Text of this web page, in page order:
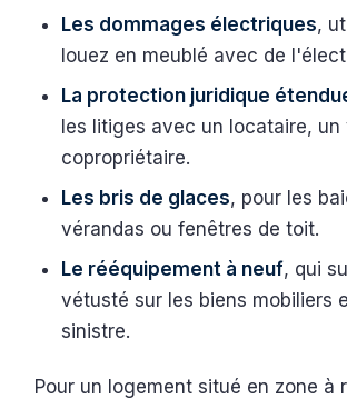
Les dommages électriques,
louez en meublé avec de
La protection juridique
les litiges avec un locataire, un
copropriétaire.
Les bris de glaces, pour les
vérandas ou fenêtres de toit.
Le rééquipement à neuf, qui
vétusté sur les biens mobiliers
sinistre.
Pour un logement situé en zone à